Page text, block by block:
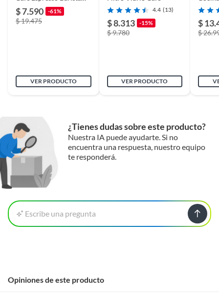
Cafetera Cafetería
$ 7.590 -61%
$ 19.475
VER PRODUCTO
4.4 (13)
$ 8.313 -15%
$ 9.780
VER PRODUCTO
$
$
¿Tienes dudas sobre este producto?
Nuestra IA puede ayudarte. Si no
encuentra una respuesta, nuestro equipo
te responderá.
Escribe una pregunta
Opiniones de este producto